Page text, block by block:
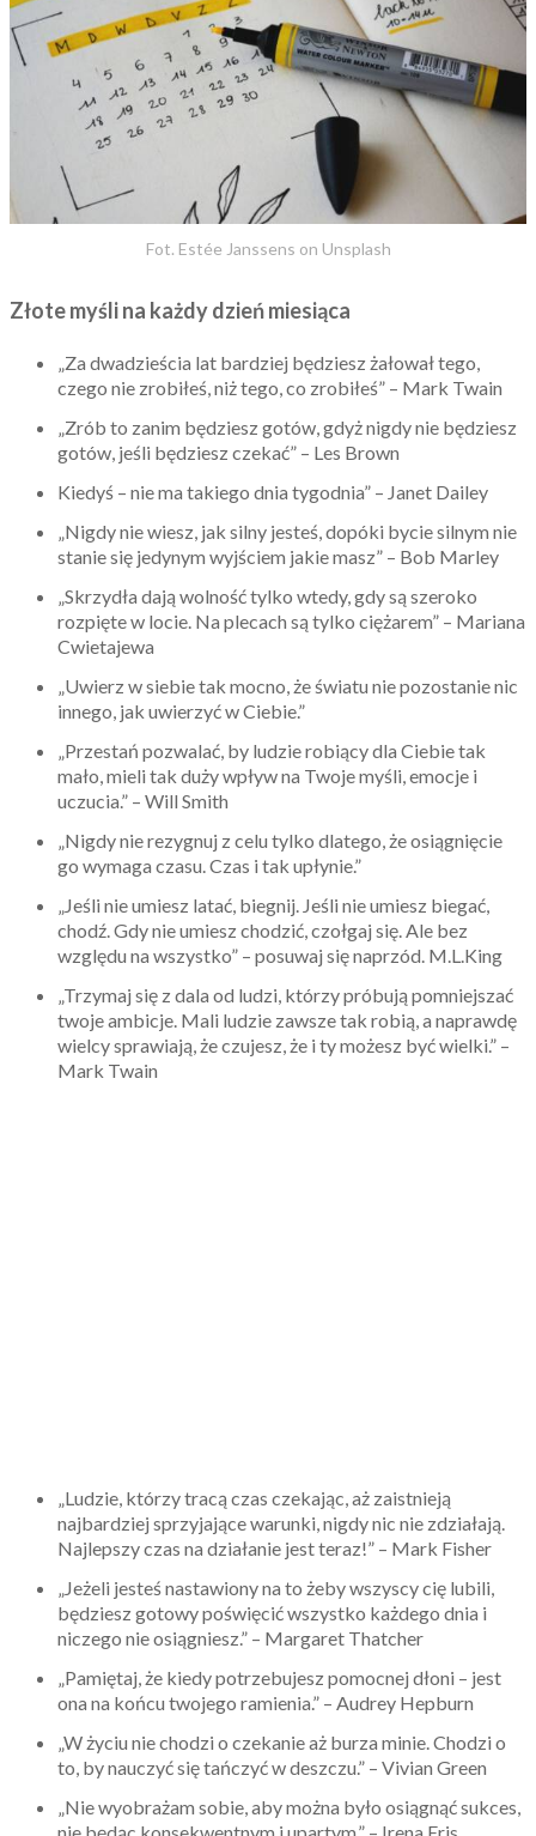
Fot. Estée Janssens on Unsplash
Złote myśli na każdy dzień miesiąca
„Za dwadzieścia lat bardziej będziesz żałował tego,
czego nie zrobiłeś, niż tego, co zrobiłeś” – Mark Twain
„Zrób to zanim będziesz gotów, gdyż nigdy nie będziesz
gotów, jeśli będziesz czekać” – Les Brown
Kiedyś – nie ma takiego dnia tygodnia” – Janet Dailey
„Nigdy nie wiesz, jak silny jesteś, dopóki bycie silnym nie
stanie się jedynym wyjściem jakie masz” – Bob Marley
„Skrzydła dają wolność tylko wtedy, gdy są szeroko
rozpięte w locie. Na plecach są tylko ciężarem” – Mariana
Cwietajewa
„Uwierz w siebie tak mocno, że światu nie pozostanie nic
innego, jak uwierzyć w Ciebie.”
„Przestań pozwalać, by ludzie robiący dla Ciebie tak
mało, mieli tak duży wpływ na Twoje myśli, emocje i
uczucia.” – Will Smith
„Nigdy nie rezygnuj z celu tylko dlatego, że osiągnięcie
go wymaga czasu. Czas i tak upłynie.”
„Jeśli nie umiesz latać, biegnij. Jeśli nie umiesz biegać,
chodź. Gdy nie umiesz chodzić, czołgaj się. Ale bez
względu na wszystko” – posuwaj się naprzód. M.L.King
„Trzymaj się z dala od ludzi, którzy próbują pomniejszać
twoje ambicje. Mali ludzie zawsze tak robią, a naprawdę
wielcy sprawiają, że czujesz, że i ty możesz być wielki.” –
Mark Twain
„Ludzie, którzy tracą czas czekając, aż zaistnieją
najbardziej sprzyjające warunki, nigdy nic nie zdziałają.
Najlepszy czas na działanie jest teraz!” – Mark Fisher
„Jeżeli jesteś nastawiony na to żeby wszyscy cię lubili,
będziesz gotowy poświęcić wszystko każdego dnia i
niczego nie osiągniesz.” – Margaret Thatcher
„Pamiętaj, że kiedy potrzebujesz pomocnej dłoni – jest
ona na końcu twojego ramienia.” – Audrey Hepburn
„W życiu nie chodzi o czekanie aż burza minie. Chodzi o
to, by nauczyć się tańczyć w deszczu.” – Vivian Green
„Nie wyobrażam sobie, aby można było osiągnąć sukces,
nie będąc konsekwentnym i upartym.” – Irena Eris